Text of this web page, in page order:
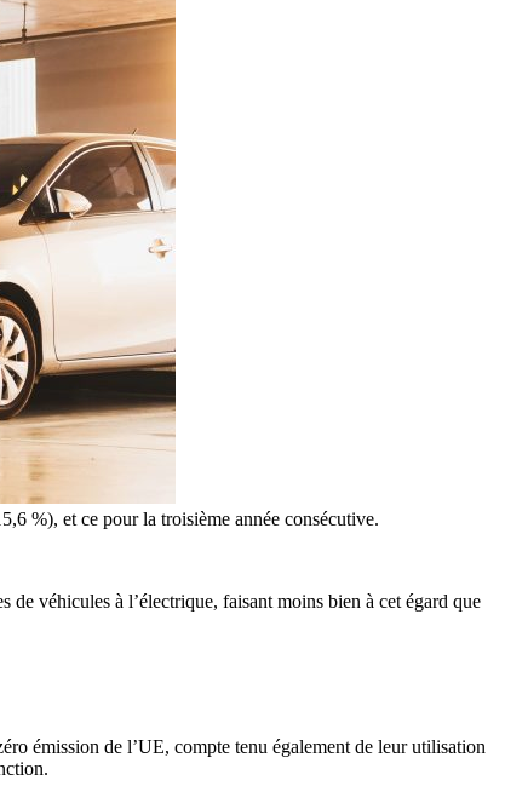
%), et ce pour la troisième année consécutive.
véhicules à l’électrique, faisant moins bien à cet égard que
émission de l’UE, compte tenu également de leur utilisation